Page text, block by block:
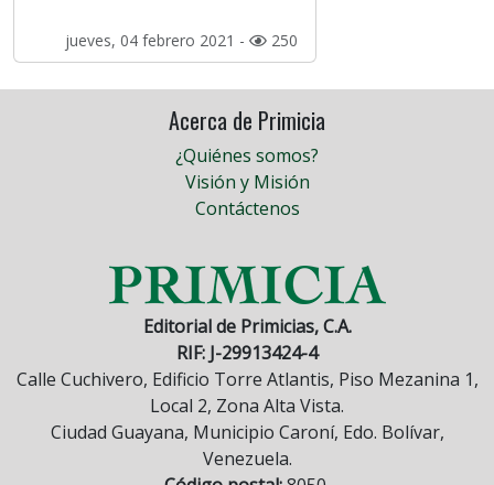
jueves, 04 febrero 2021 - 250
Acerca de Primicia
¿Quiénes somos?
Visión y Misión
Contáctenos
Editorial de Primicias, C.A.
RIF: J-29913424-4
Calle Cuchivero, Edificio Torre Atlantis, Piso Mezanina 1,
Local 2, Zona Alta Vista.
Ciudad Guayana, Municipio Caroní, Edo. Bolívar,
Venezuela.